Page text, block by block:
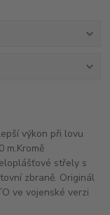
výkon při lovu
m.Kromě
střely s
zbraně. Originál
ve vojenské verzi